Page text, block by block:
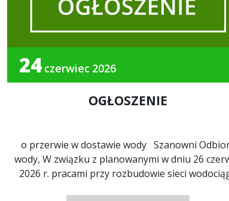
24 czerwiec 2026
OGŁOSZENIE
o przerwie w dostawie wody Szanowni Odbiorcy
wody, W związku z planowanymi w dniu 26 czerwca
2026 r. pracami przy rozbudowie sieci